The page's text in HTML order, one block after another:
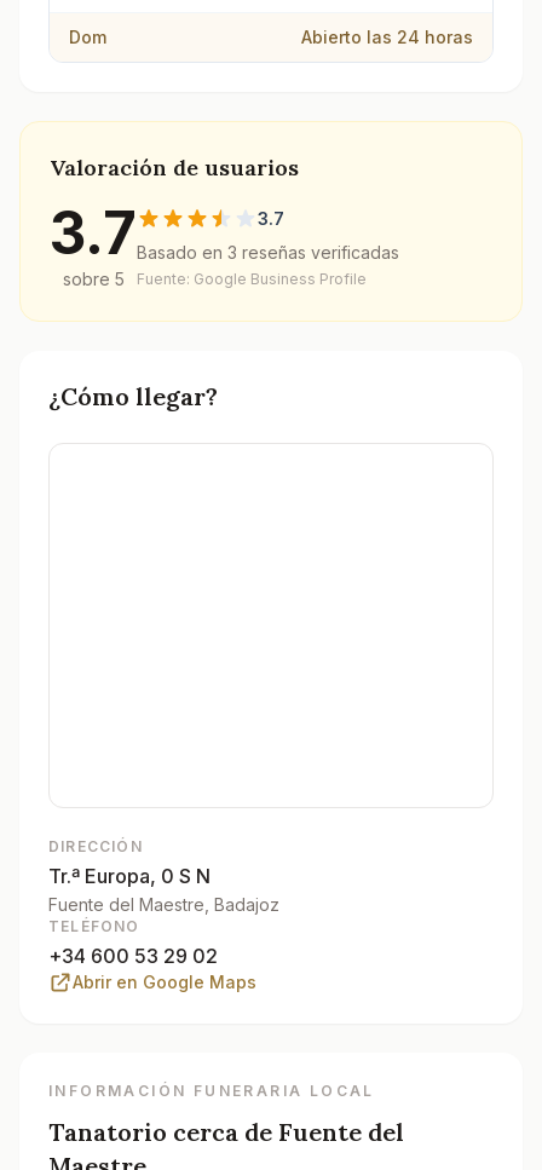
Dom Abierto las 24 horas
Valoración de usuarios
3.7
sobre 5
3.7
Basado en 3 reseñas verificadas
Fuente: Google Business Profile
¿Cómo llegar?
DIRECCIÓN
Tr.ª Europa, 0 S N
Fuente del Maestre , Badajoz
TELÉFONO
+34 600 53 29 02
Abrir en Google Maps
INFORMACIÓN FUNERARIA LOCAL
Tanatorio cerca de Fuente del